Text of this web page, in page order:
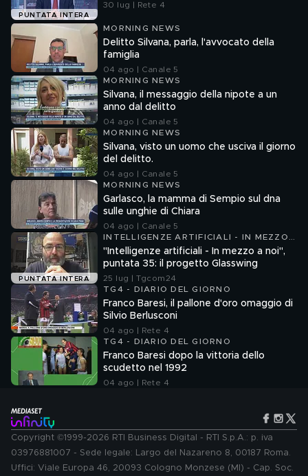
PUNTATA INTERA
30 lug | Rete 4
MORNING NEWS
Delitto Silvana, parla, l'avvocato della
famiglia
04 ago | Canale 5
MORNING NEWS
Silvana, il messaggio della nipote a un
anno dal delitto
04 ago | Canale 5
MORNING NEWS
Silvana, visto un uomo che usciva il giorno
del delitto.
04 ago | Canale 5
MORNING NEWS
Garlasco, la mamma di Sempio sul dna
sulle unghie di Chiara
04 ago | Canale 5
PUNTATA INTERA
INTELLIGENZE ARTIFICIALI - IN MEZZO
A NOI
"Intelligenze artificiali - In mezzo a noi",
puntata 35: il progetto Glasswing
25 lug | Tgcom24
TG4 - DIARIO DEL GIORNO
Franco Baresi, il pallone d'oro omaggio di
Silvio Berlusconi
04 ago | Rete 4
TG4 - DIARIO DEL GIORNO
Franco Baresi dopo la vittoria dello
scudetto nel 1992
04 ago | Rete 4
Copyright ©1999-2026 RTI Business Digital - RTI S.p.A.: p. iva
03976881007 - Sede legale: Largo del Nazareno 8, 00187 Roma.
Uffici: Viale Europa 46, 20093 Cologno Monzese (MI) - Cap. Soc.